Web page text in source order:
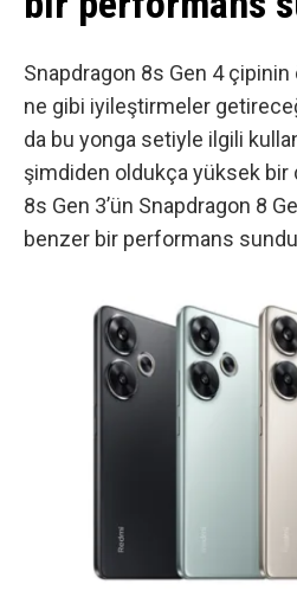
Snapdragon 8s Gen 4
ne gibi iyileştirmeler
da bu yonga setiyle ilgili
şimdiden oldukça yüksek bir
8s Gen 3’ün Snapdragon 8
benzer bir performans